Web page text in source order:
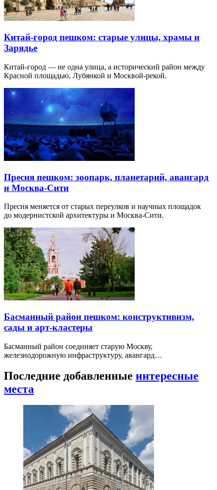
Китай-город пешком: старые улицы, храмы и
Зарядье
Китай-город — не одна улица, а исторический район между
Красной площадью, Лубянкой и Москвой-рекой.
Пресня пешком: зоопарк, планетарий, авангард
и Москва-Сити
Пресня меняется от старых переулков и научных площадок
до модернистской архитектуры и Москва-Сити.
Басманный район пешком: конструктивизм,
сады и арт-кластеры
Басманный район соединяет старую Москву,
железнодорожную инфраструктуру, авангард…
Последние добавленные интересные
места